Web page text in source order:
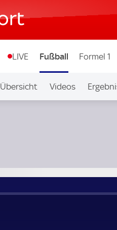
LIVE Fußball Formel 1
Übersicht Videos